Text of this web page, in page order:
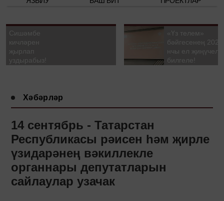
Сишәмбе
кичләрен
җырлап
уздырабыз!
«Үз телем»
бәйгесенең 2026
нчы ел
билгеле!
Хәбәрләр
14 сентябрь - Татарстан
Республикасы рәисен һәм җирле
үзидарәнең вәкиллекле
органнары депутатларын
сайлаулар узачак